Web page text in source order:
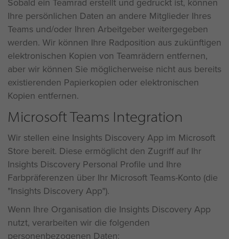
Ihre persönlichen Daten an andere Mitglieder Ihres
Teams und/oder Ihren Arbeitgeber weitergegeben
werden. Wir können Ihre Radposition aus zukünftigen
elektronischen Kopien von Teamrädern entfernen,
aber wir können Sie möglicherweise nicht aus bereits
existierenden Papierkopien oder elektronischen
Kopien entfernen.
Microsoft Teams Integration
Wir stellen eine Insights Discovery App im Microsoft
Store bereit. Diese ermöglicht den Zugriff auf Ihr
Insights Discovery Personal Profile und Ihre
Farbpräferenzen über Ihr Microsoft Teams-Konto (die
"Insights Discovery App").
Wenn Ihre Organisation die Insights Discovery App
nutzt, verarbeiten wir die folgenden
personenbezogenen Daten: